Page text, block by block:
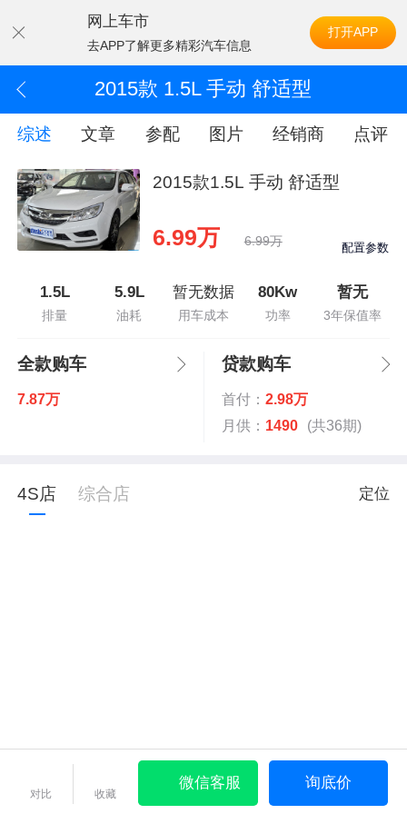
网上车市
去APP了解更多精彩汽车信息
打开APP
2015款 1.5L 手动 舒适型
综述 文章 参配 图片 经销商 点评
2015款1.5L 手动 舒适型
6.99万 6.99万 配置参数
1.5L
排量
5.9L
油耗
暂无数据
用车成本
80Kw
功率
暂无
3年保值率
全款购车
7.87万
贷款购车
首付： 2.98万
月供： 1490 (共36期)
4S店 综合店 定位
对比 收藏
微信客服 询底价